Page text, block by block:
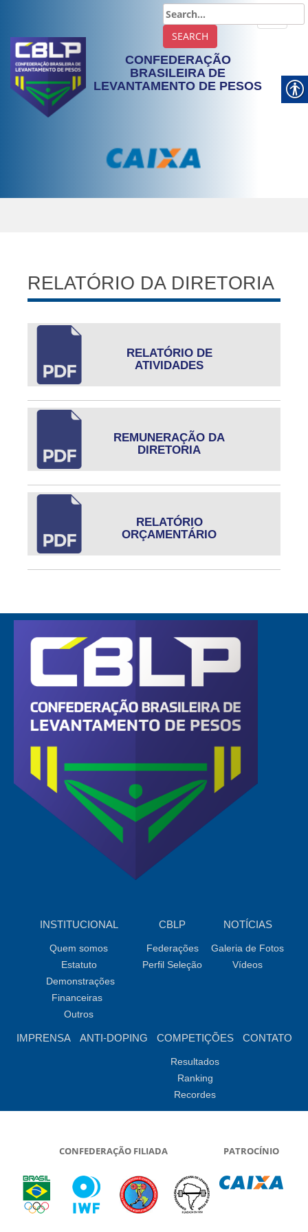
CONFEDERAÇÃO
BRASILEIRA DE
LEVANTAMENTO DE PESOS
RELATÓRIO DA DIRETORIA
RELATÓRIO DE
ATIVIDADES
REMUNERAÇÃO DA
DIRETORIA
RELATÓRIO
ORÇAMENTÁRIO
INSTITUCIONAL
Quem somos
Estatuto
Demonstrações
Financeiras
Outros
CBLP
Federações
Perfil Seleção
NOTÍCIAS
Galeria de Fotos
Vídeos
IMPRENSA ANTI-DOPING COMPETIÇÕES
Resultados
Ranking
Recordes
CONTATO
CONFEDERAÇÃO FILIADA PATROCÍNIO